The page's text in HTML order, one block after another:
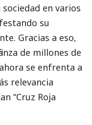
en varios
su
Gracias a eso,
de millones de
se enfrenta a
relevancia
“Cruz Roja